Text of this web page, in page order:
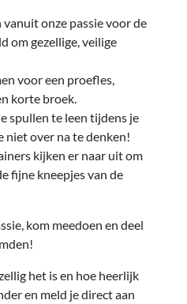
onze passie voor de
om gezellige, veilige
voor een proefles,
korte broek.
spullen te leen tijdens je
niet over na te denken!
kijken er naar uit om
fijne kneepjes van de
kom meedoen en deel
het is en hoe heerlijk
en meld je direct aan